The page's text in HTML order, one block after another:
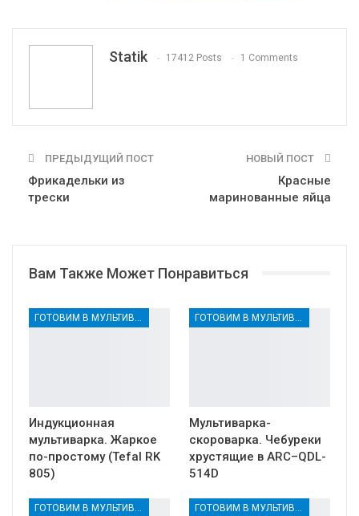
Statik 17412 Posts 1 Comments
ПРЕДЫДУЩИЙ ПОСТ
Фрикадельки из
трески
НОВЫЙ ПОСТ
Красные
маринованные яйца
Вам Также Может Понравиться
Индукционная
мультиварка. Жаркое
по-простому (Tefal RK
805)
Мультиварка-
скороварка. Чебуреки
хрустящие в ARC–QDL-
514D
ГОТОВИМ В МУЛЬТИВАРКЕ ГОТОВИМ В МУЛЬТИВАРКЕ